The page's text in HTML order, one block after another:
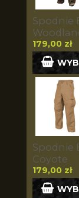
Spodnie
179,00 zł
Spodnie
Coyote
179,00 zł